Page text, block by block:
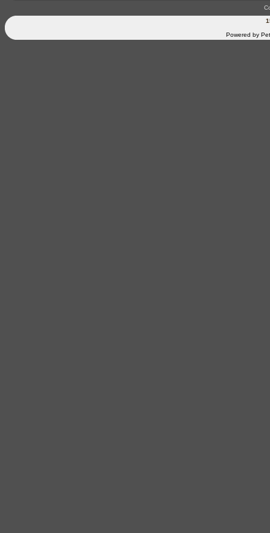
Powered by